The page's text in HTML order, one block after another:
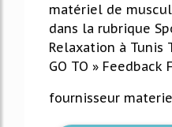
matériel de
dans la rubrique
Relaxation à Tunis
GO TO » Feedback
fournisseur